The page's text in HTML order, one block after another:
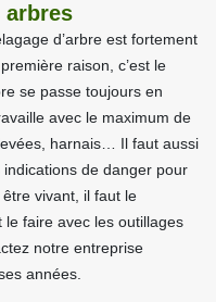
arbres
d’arbre est fortement
raison, c’est le
se passe toujours en
avec le maximum de
harnais… Il faut aussi
de danger pour
être vivant, il faut le
le faire avec les outillages
notre entreprise
années.